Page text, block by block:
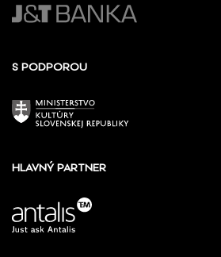
S PODPOROU
HLAVNÝ PARTNER